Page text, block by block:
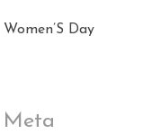
Women’S Day
Meta